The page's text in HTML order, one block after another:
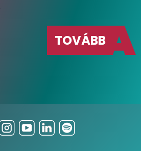
TOVÁBB